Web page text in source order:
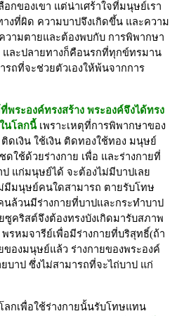
อกของเขา แต่น่าเศร้าใจที่มนุษย์เรา
างที่ผิด ความบาปจึงเกิดขึ้น และความ
ามตายและต้องพบกับ การพิพากษา
และปลายทางก็คือนรกที่ทุกข์ทรมาน
ถที่จะช่วยตัวเองให้พ้นจากการ
พระองค์ทรงสร้าง พระองค์จึงได้ทรง
นโลกนี้ เพราะเหตุที่การพิพากษาของ
ดเงิน ใช้เงิน ติดทองใช้ทอง มนุษย์
ดใช้ด้วยร่างกาย เพื่อ และร่างกายที่
แก่มนุษย์ได้ จะต้องไม่มีบาปเลย
มีมนุษย์คนใดสามารถ ตายรับโทษ
นล้วนมีร่างกายที่บาปและกระทำบาป
ซูคริสต์จึงต้องทรงบังเกิดมารับสภาพ
รหมจารีย์เพื่อมีร่างกายที่บริสุทธิ์(ถ้า
ของมนุษย์แล้ว ร่างกายของพระองค์
บาป ซึ่งไม่สามารถที่จะไถ่บาป แก่
ลกเพื่อใช้ร่างกายนั้นรับโทษแทน